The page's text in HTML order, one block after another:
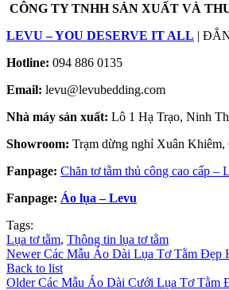
CÔNG TY TNHH SẢN XUẤT VÀ
LEVU – YOU DESERVE IT ALL |
Hotline: 094 886 0135
Email: levu@levubedding.com
Nhà máy sản xuất: Lô 1 Hạ Trạo, Ninh
Showroom: Trạm dừng nghỉ Xuân
Fanpage: Chăn tơ tằm thủ công cao cấp –
Fanpage: Áo lụa – Levu
Tags:
Lụa tơ tằm, Thông tin lụa tơ tằm
Newer Các Mẫu Áo Dài Lụa Tơ Tằm Đẹp
Back to list
Older Các Mẫu Áo Dài Cưới Lụa Tơ Tằm